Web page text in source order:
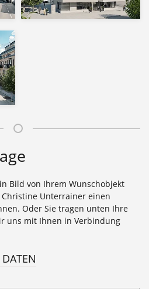
Bild von Ihrem Wunschobjekt
Unterrainer einen
Oder Sie tragen unten Ihre
uns mit Ihnen in Verbindung